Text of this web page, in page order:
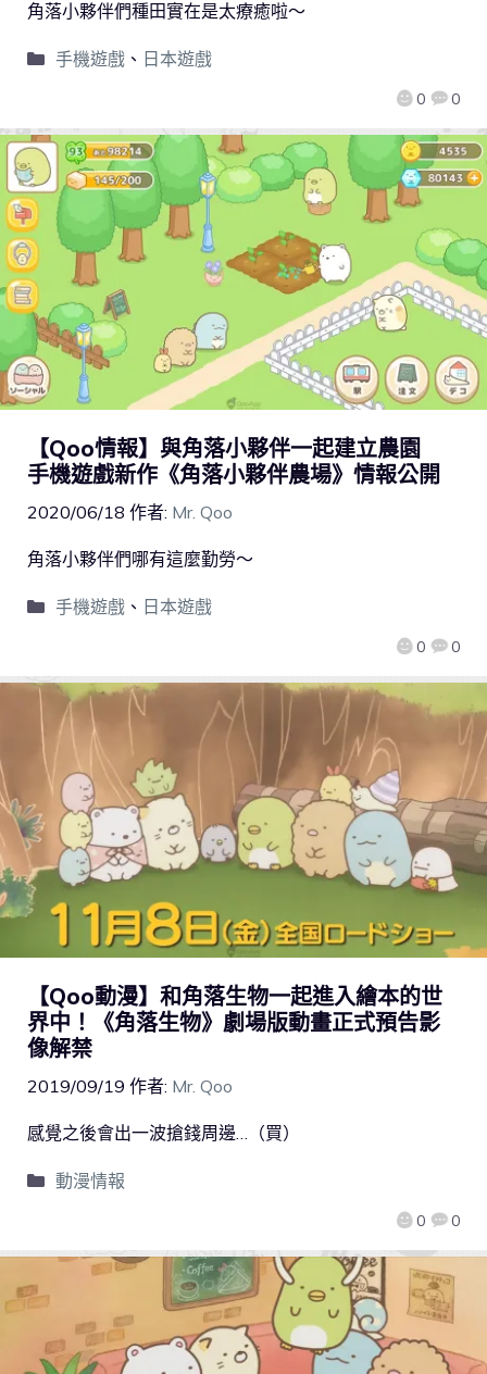
0 0
角落小夥伴們種田實在是太療癒啦～
手機遊戲、 日本遊戲
【Qoo情報】與角落小夥伴一起建立農園
手機遊戲新作《角落小夥伴農場》情報公開
2020/06/18 作者: Mr. Qoo
0 0
角落小夥伴們哪有這麼勤勞～
手機遊戲、 日本遊戲
【Qoo動漫】和角落生物一起進入繪本的世
界中！《角落生物》劇場版動畫正式預告影
像解禁
2019/09/19 作者: Mr. Qoo
0 0
感覺之後會出一波搶錢周邊…（買）
動漫情報